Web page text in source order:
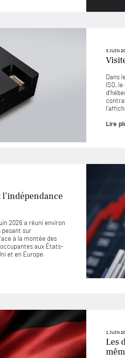
3 JUIN
Dans
ISO,
Lire
2026 a réuni environ
pesant sur
à la montée des
aux États-
et en Europe.
1 JUIN
Les